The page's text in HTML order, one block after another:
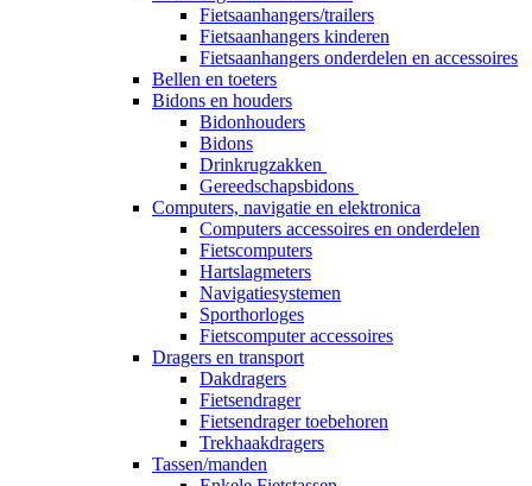
Fietsaanhangers/trailers
Fietsaanhangers kinderen
Fietsaanhangers onderdelen en accessoires
Bellen en toeters
Bidons en houders
Bidonhouders
Bidons
Drinkrugzakken
Gereedschapsbidons
Computers, navigatie en elektronica
Computers accessoires en onderdelen
Fietscomputers
Hartslagmeters
Navigatiesystemen
Sporthorloges
Fietscomputer accessoires
Dragers en transport
Dakdragers
Fietsendrager
Fietsendrager toebehoren
Trekhaakdragers
Tassen/manden